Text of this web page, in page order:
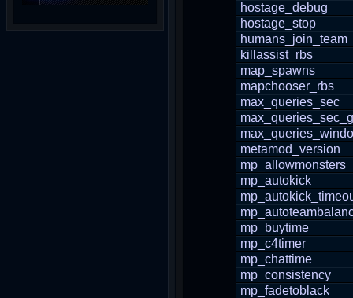
hostage_debug
hostage_stop
humans_join_team
killassist_rbs
map_spawns
mapchooser_rbs
max_queries_sec
metamod_version
mp_allowmonsters
mp_autokick
mp_buytime
mp_c4timer
mp_chattime
mp_consistency
mp_fadetoblack